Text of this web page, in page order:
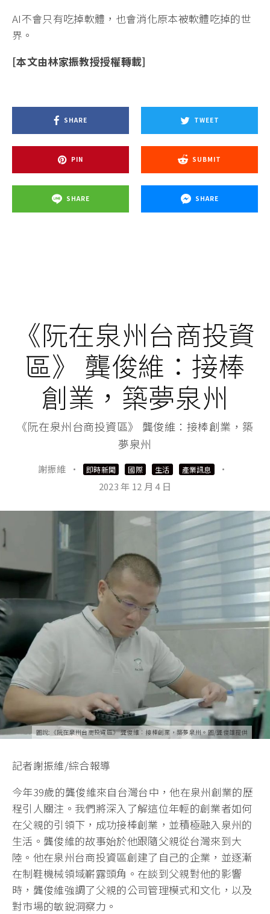
AI不會只有吃掉軟體，也會消化原本被軟體吃掉的世
界。
[本文由林家振教授授權轉載]
SHARE TWEET
PIN SUBMIT
SHARE SHARE
《阮在泉州台商投資
區》 龔俊維：接棒
創業，築夢泉州
《阮在泉州台商投資區》 龔俊維：接棒創業，築
夢泉州
謝振維 · 即時新聞 國際 生活 產業訊息
·
2023 年 12 月 4 日
圖說:《阮在泉州台商投資區》 龔俊維：接棒創業，築夢泉州。圖/龔俊雄提供
記者謝振維/綜合報導
今年39歲的龔俊維來自台灣台中，他在泉州創業的歷
程引人關注。我們將深入了解這位年輕的創業者如何
在父親的引領下，成功接棒創業，並積極融入泉州的
生活。龔俊維的故事始於他跟隨父親從台灣來到大
陸。他在泉州台商投資區創建了自己的企業，並逐漸
在制鞋機械領域嶄露頭角。在談到父親對他的影響
時，龔俊維強調了父親的公司管理模式和文化，以及
對市場的敏銳洞察力。